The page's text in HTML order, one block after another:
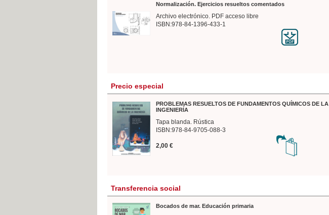
Normalización. Ejercicios resueltos comentados
Archivo electrónico. PDF acceso libre
ISBN:978-84-1396-433-1
Precio especial
PROBLEMAS RESUELTOS DE FUNDAMENTOS QUÍMICOS DE LA
INGENIERÍA
Tapa blanda. Rústica
ISBN:978-84-9705-088-3
2,00 €
Transferencia social
Bocados de mar. Educación primaria